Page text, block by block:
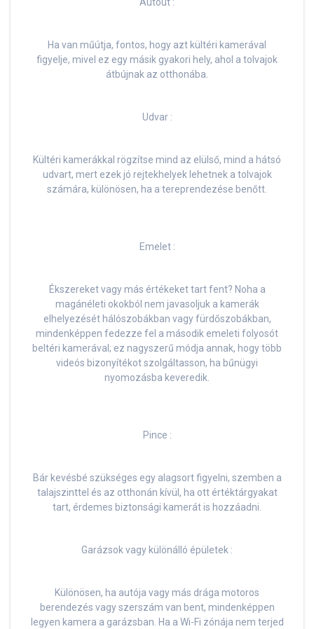
Ha van műútja, fontos, hogy azt kültéri kamerával
figyelje, mivel ez egy másik gyakori hely, ahol a tolvajok
átbújnak az otthonába.
Udvar :
Kültéri kamerákkal rögzítse mind az elülső, mind a hátsó
udvart, mert ezek jó rejtekhelyek lehetnek a tolvajok
számára, különösen, ha a tereprendezése benőtt.
Emelet :
Ékszereket vagy más értékeket tart fent? Noha a
magánéleti okokból nem javasoljuk a kamerák
elhelyezését hálószobákban vagy fürdőszobákban,
mindenképpen fedezze fel a második emeleti folyosót
beltéri kamerával; ez nagyszerű módja annak, hogy több
videós bizonyítékot szolgáltasson, ha bűnügyi
nyomozásba keveredik.
Pince :
Bár kevésbé szükséges egy alagsort figyelni, szemben a
talajszinttel és az otthonán kívül, ha ott értéktárgyakat
tart, érdemes biztonsági kamerát is hozzáadni.
Garázsok vagy különálló épületek :
Különösen, ha autója vagy más drága motoros
berendezés vagy szerszám van bent, mindenképpen
legyen kamera a garázsban. Ha a Wi-Fi zónája nem terjed